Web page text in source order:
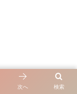
検索
次へ